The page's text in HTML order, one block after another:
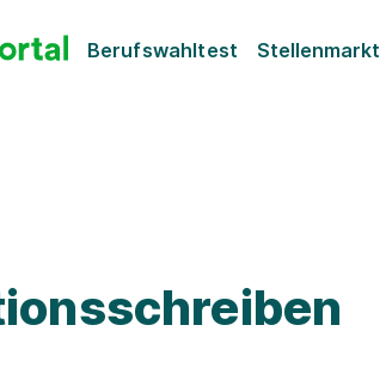
Berufswahltest Stellenmarkt